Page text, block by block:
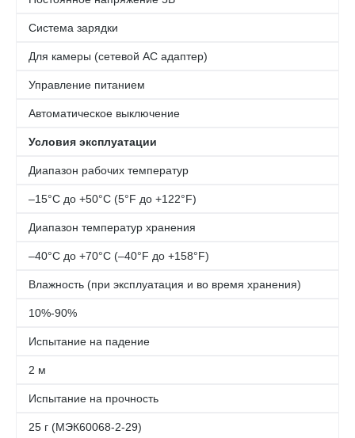
Система зарядки
Для камеры (сетевой АС адаптер)
Управление питанием
Автоматическое выключение
Условия эксплуатации
Диапазон рабочих температур
–15°C до +50°C (5°F до +122°F)
Диапазон температур хранения
–40°C до +70°C (–40°F до +158°F)
Влажность (при эксплуатация и во время хранения)
10%-90%
Испытание на падение
2 м
Испытание на прочность
25 г (МЭК60068-2-29)